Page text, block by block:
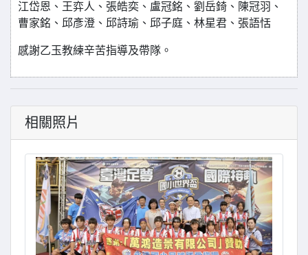
江岱恩、王弈人、張皓奕、盧冠銘、劉岳錡、陳冠羽、
曹家銘、邱彥澄、邱詩瑜 、邱子庭、林星君、張語恬
感謝乙玉教練辛苦指導及帶隊。
相關照片